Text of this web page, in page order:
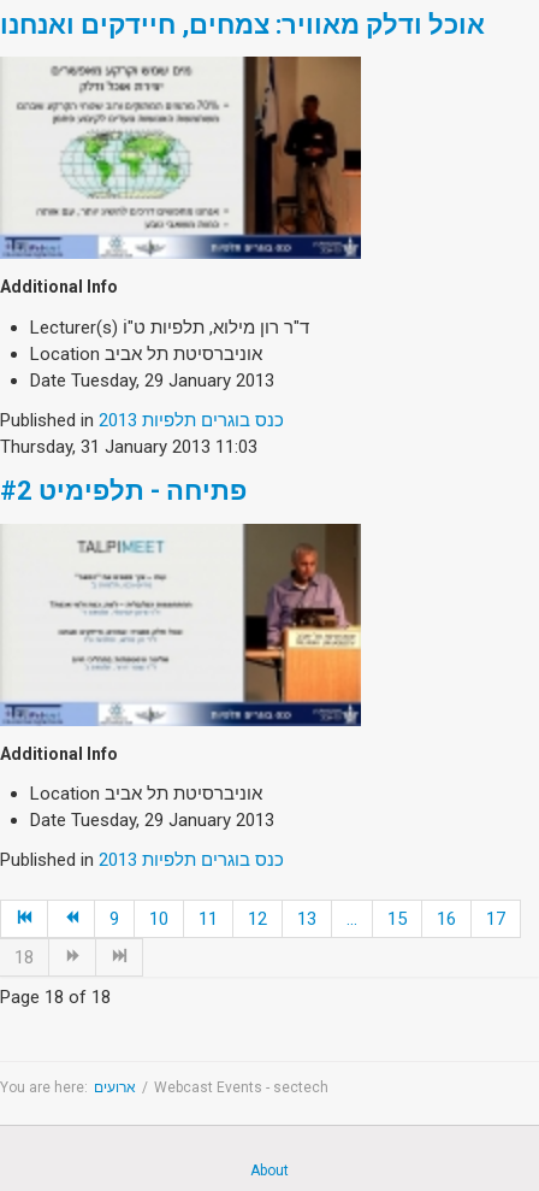
אוכל ודלק מאוויר: צמחים, חיידקים ואנחנו
Additional Info
Lecturer(s) ד"ר רון מילוא, תלפיות ט"וֹ
Location אוניברסיטת תל אביב
Date Tuesday, 29 January 2013
Published in
כנס בוגרים תלפיות 2013
Thursday, 31 January 2013 11:03
פתיחה - תלפימיט #2
Additional Info
Location אוניברסיטת תל אביב
Date Tuesday, 29 January 2013
Published in
כנס בוגרים תלפיות 2013
9 10 11 12 13 ... 15 16
17
18
Page 18 of 18
You are here: ארועים / Webcast Events - sectech
About